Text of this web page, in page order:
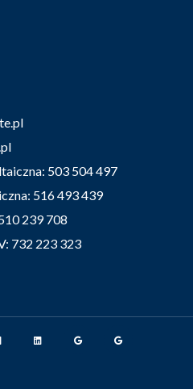
503 504 497
516 493 439
239 708
732 223 323